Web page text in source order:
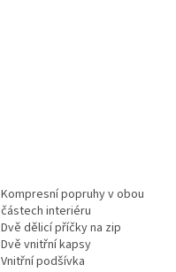
Kompresní popruhy v obou
částech interiéru
Dvě dělicí příčky na zip
Dvě vnitřní kapsy
Vnitřní podšívka